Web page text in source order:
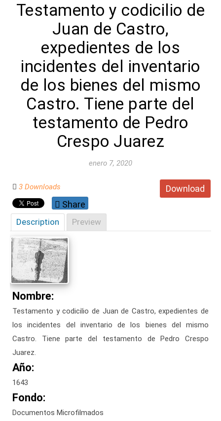
Testamento y codicilio de
Juan de Castro,
expedientes de los
incidentes del inventario
de los bienes del mismo
Castro. Tiene parte del
testamento de Pedro
Crespo Juarez
enero 7, 2020
Download
3 Downloads
Share
Description Preview
Nombre:
Testamento y codicilio de Juan de Castro, expedientes de
los incidentes del inventario de los bienes del mismo
Castro. Tiene parte del testamento de Pedro Crespo
Juarez.
Año:
1643
Fondo:
Documentos Microfilmados